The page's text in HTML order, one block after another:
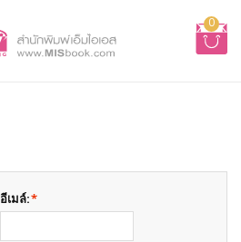
0
*
อีเมล์: